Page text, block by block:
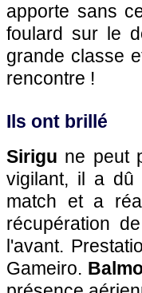
apporte sans
foulard sur le
grande classe
rencontre !
Ils ont brillé
Sirigu ne peut
vigilant, il a dû
match et a
récupération de
l'avant.
Gameiro.